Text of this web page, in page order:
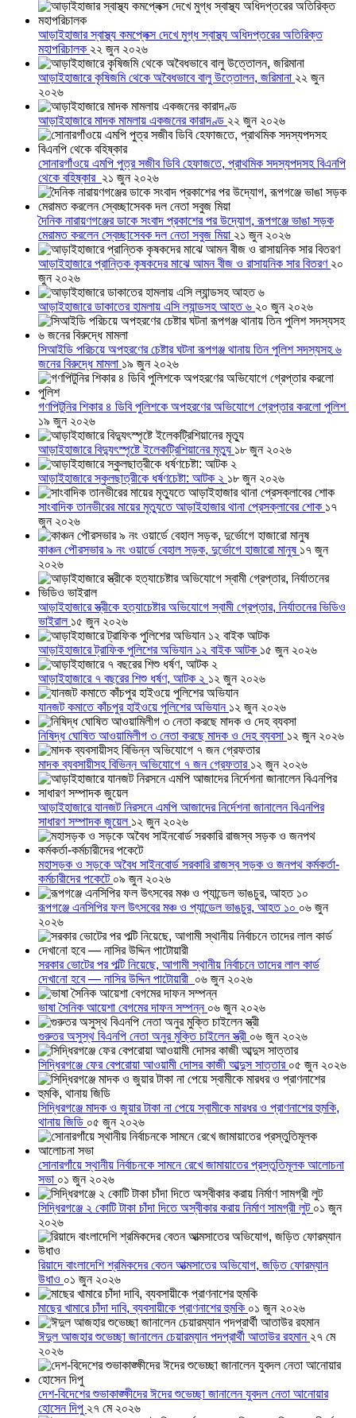
আড়াইহাজার স্বাস্থ্য কমপ্লেক্স দেখে মুগ্ধ স্বাস্থ্য অধিদপ্তরের অতিরিক্ত
মহাপরিচালক ২২ জুন ২০২৬
আড়াইহাজারে কৃষিজমি থেকে অবৈধভাবে বালু উত্তোলন, জরিমানা ২২ জুন
২০২৬
আড়াইহাজারে মাদক মামলায় একজনের কারাদণ্ড ২২ জুন ২০২৬
সোনারগাঁওয়ে এমপি পুত্র সজীব ডিবি হেফাজতে, প্রাথমিক সদস্যপদসহ বিএনপি
থেকে বহিষ্কার ২১ জুন ২০২৬
দৈনিক নারায়ণগঞ্জের ডাকে সংবাদ প্রকাশের পর উদ্যোগ, রূপগঞ্জে ভাঙা সড়ক
মেরামত করলেন স্বেচ্ছাসেবক দল নেতা সবুজ মিয়া ২১ জুন ২০২৬
আড়াইহাজারে প্রান্তিক কৃষকদের মাঝে আমন বীজ ও রাসায়নিক সার বিতরণ ২০
জুন ২০২৬
আড়াইহাজারে ডাকাতের হামলায় এসি ল্যান্ডসহ আহত ৬ ২০ জুন ২০২৬
সিআইডি পরিচয়ে অপহরণের চেষ্টার ঘটনা রূপগঞ্জ থানায় তিন পুলিশ সদস্যসহ ৬
জনের বিরুদ্ধে মামলা ১৯ জুন ২০২৬
গণপিটুনির শিকার ৪ ডিবি পুলিশকে অপহরণের অভিযোগে গ্রেপ্তার করলো পুলিশ
১৯ জুন ২০২৬
আড়াইহাজারে বিদ্যুৎস্পৃষ্টে ইলেকট্রিশিয়ানের মৃত্যু ১৮ জুন ২০২৬
আড়াইহাজারে স্কুলছাত্রীকে ধর্ষণচেষ্টা: আটক ২ ১৮ জুন ২০২৬
সাংবাদিক তানভীরের মায়ের মৃত্যুতে আড়াইহাজার থানা প্রেসক্লাবের শোক ১৭
জুন ২০২৬
কাঞ্চন পৌরসভার ৯ নং ওয়ার্ডে বেহাল সড়ক, দুর্ভোগে হাজারো মানুষ ১৭ জুন
২০২৬
আড়াইহাজারে স্ত্রীকে হত্যাচেষ্টার অভিযোগে স্বামী গ্রেপ্তার, নির্যাতনের ভিডিও
ভাইরাল ১৫ জুন ২০২৬
আড়াইহাজারে ট্রাফিক পুলিশের অভিযান ১২ বাইক আটক ১৫ জুন ২০২৬
আড়াইহাজারে ৭ বছরের শিশু ধর্ষণ, আটক ২ ১২ জুন ২০২৬
যানজট কমাতে কাঁচপুর হাইওয়ে পুলিশের অভিযান ১২ জুন ২০২৬
নিষিদ্ধ ঘোষিত আওয়ামিলীগ ৩ নেতা করছে মাদক ও দেহ ব্যবসা ১২ জুন ২০২৬
মাদক ব্যবসায়ীসহ বিভিন্ন অভিযোগে ৭ জন গ্রেফতার ১২ জুন ২০২৬
আড়াইহাজারে যানজট নিরসনে এমপি আজাদের নির্দেশনা জানালেন বিএনপির
সাধারণ সম্পাদক জুয়েল ১২ জুন ২০২৬
মহাসড়ক ও সড়কে অবৈধ সাইনবোর্ড সরকারি রাজস্ব সড়ক ও জনপথ কর্মকর্তা-
কর্মচারীদের পকেটে ০৯ জুন ২০২৬
রূপগঞ্জে এনসিপির ফল উৎসবের মঞ্চ ও প্যান্ডেল ভাঙচুর, আহত ১০ ০৬ জুন
২০২৬
সরকার ভোটের পর পল্টি নিয়েছে, আগামী স্থানীয় নির্বাচনে তাদের লাল কার্ড
দেখানো হবে — নাসির উদ্দিন পাটোয়ারী ০৬ জুন ২০২৬
ভাষা সৈনিক আয়েশা বেগমের দাফন সম্পন্ন ০৬ জুন ২০২৬
গুরুতর অসুস্থ বিএনপি নেতা অনুর মুক্তি চাইলেন স্ত্রী ০৬ জুন ২০২৬
সিদ্ধিরগঞ্জে ফের বেপরোয়া আওয়ামী দোসর কাজী আব্দুস সাত্তার ০৫ জুন ২০২৬
সিদ্ধিরগঞ্জে মাদক ও জুয়ার টাকা না পেয়ে স্বামীকে মারধর ও প্রাণনাশের হুমকি,
থানায় জিডি ০৫ জুন ২০২৬
সোনারগাঁয়ে স্থানীয় নির্বাচনকে সামনে রেখে জামায়াতের প্রস্তুতিমূলক আলোচনা
সভা ০১ জুন ২০২৬
সিদ্ধিরগঞ্জে ২ কোটি টাকা চাঁদা দিতে অস্বীকার করায় নির্মাণ সামগ্রী লুট ০১ জুন
২০২৬
রিয়াদে বাংলাদেশি শ্রমিকদের বেতন আত্মসাতের অভিযোগ, জড়িত ফোরম্যান
উধাও ০১ জুন ২০২৬
মাছের খামারে চাঁদা দাবি, ব্যবসায়ীকে প্রাণনাশের হুমকি ০১ জুন ২০২৬
ঈদুল আজহার শুভেচ্ছা জানালেন চেয়ারম্যান পদপ্রার্থী আতাউর রহমান ২৭ মে
২০২৬
দেশ-বিদেশের শুভাকাঙ্ক্ষীদের ঈদের শুভেচ্ছা জানালেন যুবদল নেতা আনোয়ার
হোসেন দিপু ২৭ মে ২০২৬